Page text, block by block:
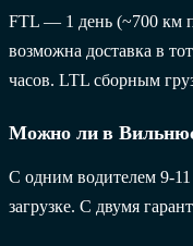
FTL — 1 день (~700 км
возможна доставка в
часов. LTL сборным
Можно ли в
С одним водителем 9-
загрузке. С двумя